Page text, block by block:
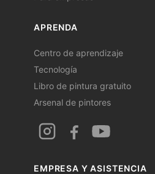
APRENDA
Centro de aprendizaje
Tecnología
Libro de pintura gratuito
Arsenal de pintores
EMPRESA Y ASISTENCIA